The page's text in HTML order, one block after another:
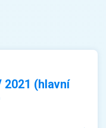
2021 (hlavní